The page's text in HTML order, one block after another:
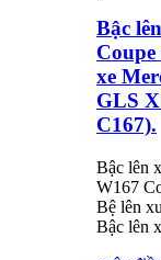
Bậc
xe
GLS
C167).
Bậc lên
W167
Bệ lên
Bậc lên